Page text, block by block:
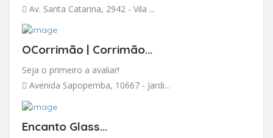
Av. Santa Catarina, 2942 - Vila ...
OCorrimão | Corrimão...
Seja o primeiro a avaliar!
Avenida Sapopemba, 10667 - Jardi...
Encanto Glass...